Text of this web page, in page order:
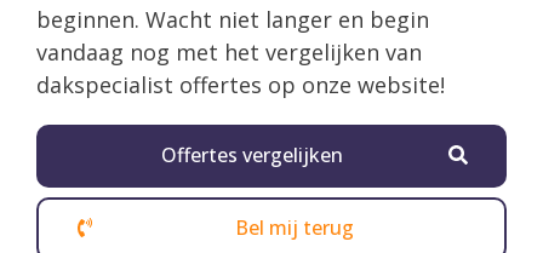
beginnen. Wacht niet langer en begin
vandaag nog met het vergelijken van
dakspecialist offertes op onze website!
Offertes vergelijken
Bel mij terug